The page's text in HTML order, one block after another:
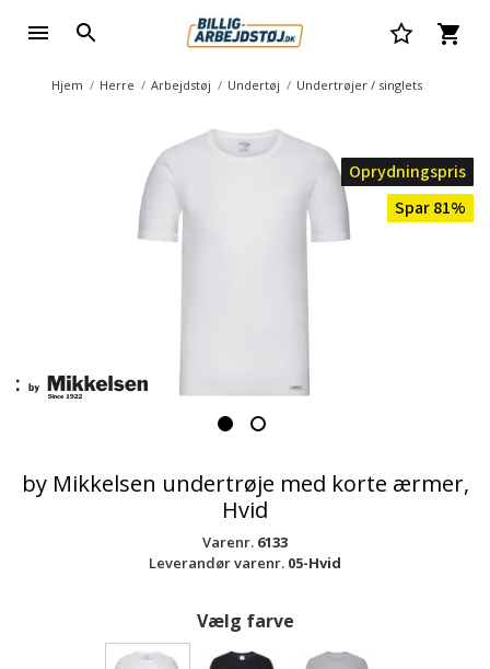
Hjem Herre Arbejdstøj Undertøj Undertrøjer / singlets
Oprydningspris
Spar 81%
by Mikkelsen undertrøje med korte ærmer,
Hvid
Varenr. 6133
Leverandør varenr. 05-Hvid
Vælg farve